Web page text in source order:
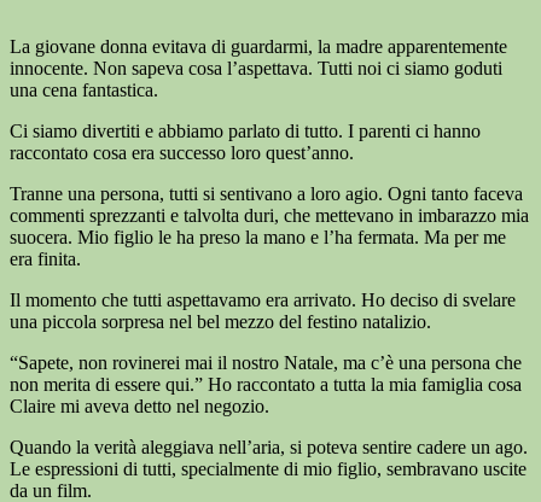
La giovane donna evitava di guardarmi, la madre apparentemente
innocente. Non sapeva cosa l’aspettava. Tutti noi ci siamo goduti
una cena fantastica.
Ci siamo divertiti e abbiamo parlato di tutto. I parenti ci hanno
raccontato cosa era successo loro quest’anno.
Tranne una persona, tutti si sentivano a loro agio. Ogni tanto faceva
commenti sprezzanti e talvolta duri, che mettevano in imbarazzo mia
suocera. Mio figlio le ha preso la mano e l’ha fermata. Ma per me
era finita.
Il momento che tutti aspettavamo era arrivato. Ho deciso di svelare
una piccola sorpresa nel bel mezzo del festino natalizio.
“Sapete, non rovinerei mai il nostro Natale, ma c’è una persona che
non merita di essere qui.” Ho raccontato a tutta la mia famiglia cosa
Claire mi aveva detto nel negozio.
Quando la verità aleggiava nell’aria, si poteva sentire cadere un ago.
Le espressioni di tutti, specialmente di mio figlio, sembravano uscite
da un film.